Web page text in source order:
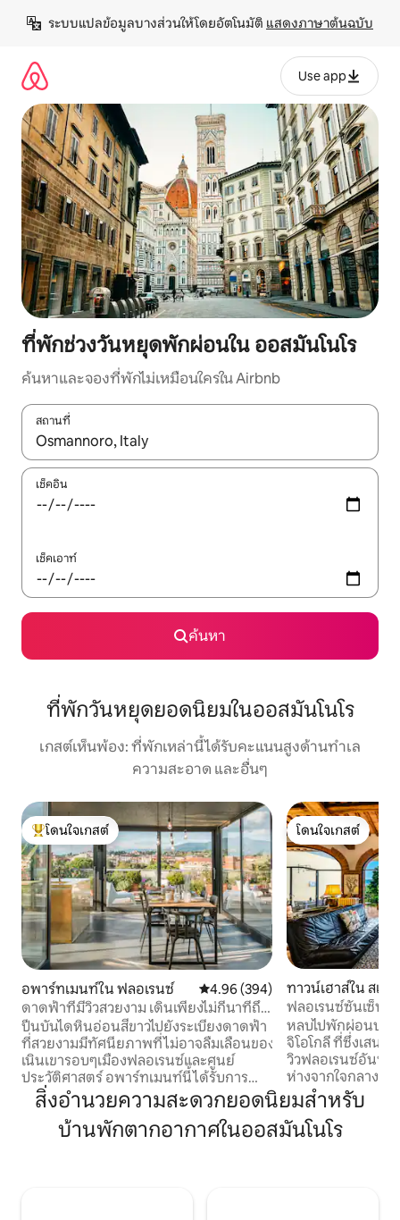
เนื้อหา
ระบบแปลข้อมูลบางส่วนให้โดยอัตโนมัติ แสดงภาษาต้นฉบับ
Use app
ที่พักช่วงวันหยุดพักผ่อนใน ออสมันโนโร
ค้นหาและจองที่พักไม่เหมือนใครใน Airbnb
สถานที่
ใช้ลูกศรขึ้นลง หรือใช้การสัมผัสหรือปัด เพื่อสำรวจผลการค้นหา
เช็คอิน
เช็คเอาท์
ค้นหา
ที่พักวันหยุดยอดนิยมในออสมันโนโร
เกสต์เห็นพ้อง: ที่พักเหล่านี้ได้รับคะแนนสูงด้านทำเล
ความสะอาด และอื่นๆ
โดนใจเกสต์ที่สุด
โดนใจเกสต์
อพาร์ทเมนท์ใน ฟลอเรนซ์ คะแนนเฉลี่ย 4.96 จาก 5, 394 รีวิว
4.96 (394)
ดาดฟ้าที่มีวิวสวยงาม เดินเพียงไม่กี่นาทีถึง
ดูโอม
ปีนบันไดหินอ่อนสีขาวไปยังระเบียงดาดฟ้า
ที่สวยงามมีทัศนียภาพที่ไม่อาจลืมเลือนของ
เนินเขารอบๆเมืองฟลอเรนซ์และศูนย์
ประวัติศาสตร์ อพาร์ทเมนท์นี้ได้รับการ
ปรับปรุงใหม่ผสมผสานสถาปัตยกรรมและ
การออกแบบที่แตกต่างกัน ในแฟลตมีพื้นที่
เพียงพอสำหรับสมาร์ทเวิร์คสเตชันของคุณ:
โดนใจเกสต์
โดนใจเกสต์
ทาวน์เฮาส์ใน สแก
ฟลอเรนซ์ซันเซ็ทฮิล
หลบไปพักผ่อนบนเ
จิโอโกลี ที่ซึ่งเสน่
วิวฟลอเรนซ์อันน่
ห่างจากใจกลางเ
15 นาที เป็นฐานที่
รสำรวจทัสคานี พ
เช้าอันเงียบสงบ
สิ่งอำนวยความสะดวกยอดนิยมสำหรับ
บ้านพักตากอากาศในออสมันโนโร